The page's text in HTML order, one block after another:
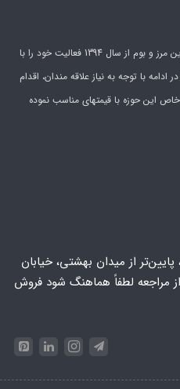
تیم هنری کلک عشق با هدف اعتلای هنر این مرز و بوم از سال 1394 فعالیت خود را با
با توجه به نیاز علاقه مندان، اقدام
این حوزه با قیمتهای مناسب نموده
از میدان بهشتی، خیابان
مراجعه لطفاً هماهنگ شود فروش